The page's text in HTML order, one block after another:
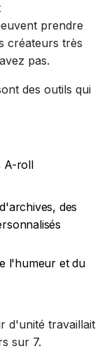
prendre
créateurs très
pas.
des outils qui
A-roll
des
l'humeur et du
d'unité travaillait
sur 7.